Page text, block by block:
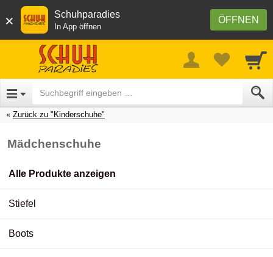
× ÖFFNEN
Schuhparadies
In App öffnen
Zurück zu "Kinderschuhe"
Mädchenschuhe
Alle Produkte anzeigen
Stiefel
Boots